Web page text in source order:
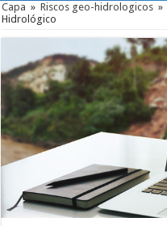
Capa » Riscos geo-hidrologicos »
Hidrológico